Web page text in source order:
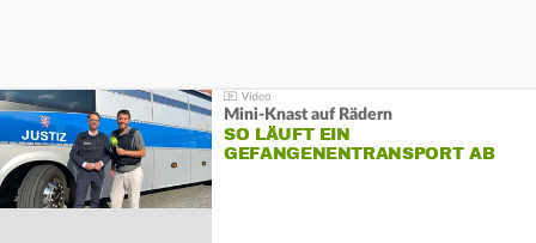
Mini-Knast auf Rädern
SO LÄUFT EIN
GEFANGENENTRANSPORT AB